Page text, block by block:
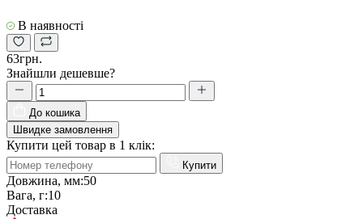
В наявності
63грн.
Знайшли дешевше?
До кошика
Швидке замовлення
Купити цей товар в 1 клік:
Купити
Довжина, мм:50
Вага, г:10
Доставка